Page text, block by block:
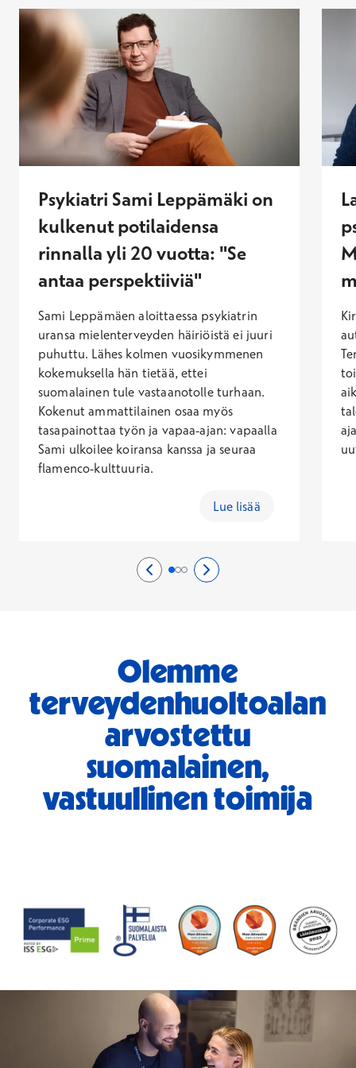
Psykiatri Sami Leppämäki on
kulkenut potilaidensa
rinnalla yli 20 vuotta: "Se
antaa perspektiiviä"
Sami Leppämäen aloittaessa psykiatrin
uransa mielenterveyden häiriöistä ei juuri
puhuttu. Lähes kolmen vuosikymmenen
kokemuksella hän tietää, ettei
suomalainen tule vastaanotolle turhaan.
Kokenut ammattilainen osaa myös
tasapainottaa työn ja vapaa-ajan: vapaalla
Sami ulkoilee koiransa kanssa ja seuraa
flamenco-kulttuuria.
Lue lisää
Edellinen sivu
0/3 Sivu 1/3
Sivu 2/3
Sivu 3/3Seuraava sivu
2/3
Olemme
terveydenhuoltoalan
arvostettu
suomalainen,
vastuullinen toimija